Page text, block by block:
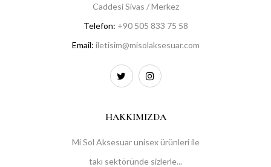
Caddesi Sivas / Merkez
Telefon: +90 505 833 75 58
Email: iletisim@misolaksesuar.com
HAKKIMIZDA
Mi Sol Aksesuar unisex ürünleri ile
takı sektöründe sizlerle...